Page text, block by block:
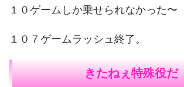
１０ゲームしか乗せられなかった〜
１０７ゲームラッシュ終了。
きたねぇ特殊役だ